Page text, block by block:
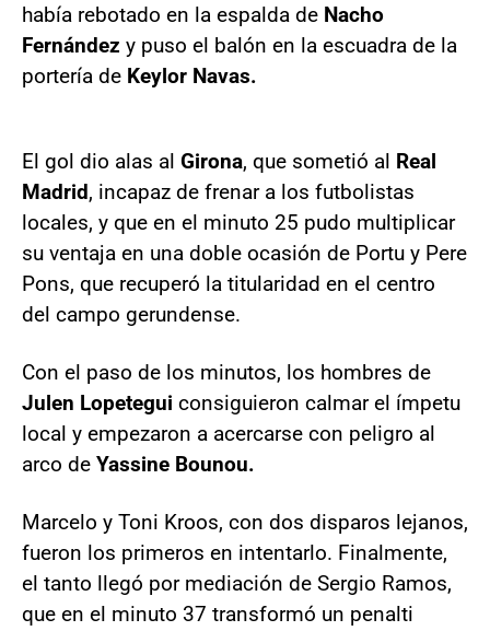
había rebotado en la espalda de Nacho
Fernández y puso el balón en la escuadra de la
portería de Keylor Navas.
El gol dio alas al Girona, que sometió al Real
Madrid, incapaz de frenar a los futbolistas
locales, y que en el minuto 25 pudo multiplicar
su ventaja en una doble ocasión de Portu y Pere
Pons, que recuperó la titularidad en el centro
del campo gerundense.
Con el paso de los minutos, los hombres de
Julen Lopetegui consiguieron calmar el ímpetu
local y empezaron a acercarse con peligro al
arco de Yassine Bounou.
Marcelo y Toni Kroos, con dos disparos lejanos,
fueron los primeros en intentarlo. Finalmente,
el tanto llegó por mediación de Sergio Ramos,
que en el minuto 37 transformó un penalti